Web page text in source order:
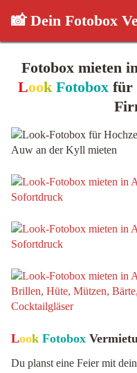
📸 Dein Fotobox
Fotobox mieten
Look Fotoboxfür
Look Fotobox
Du planst eine Feier mit